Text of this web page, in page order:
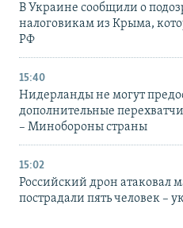
В Украине сообщили о
налоговикам из Крыма,
РФ
15:40
Нидерланды не могут
дополнительные
– Минобороны страны
15:02
Российский дрон атаковал
пострадали пять человек –